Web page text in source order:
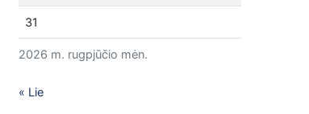
2026 m. rugpjūčio mėn.
31
« Lie